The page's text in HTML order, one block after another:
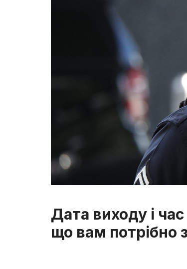
Дата виходу і
що вам потрібно